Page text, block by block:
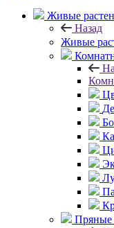
Живые
Назад
Живые
Пряные